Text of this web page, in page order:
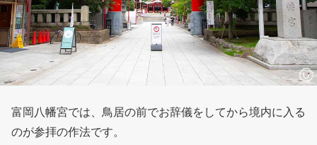
富岡八幡宮では、鳥居の前でお辞儀をしてから境内に入る
のが参拝の作法です。